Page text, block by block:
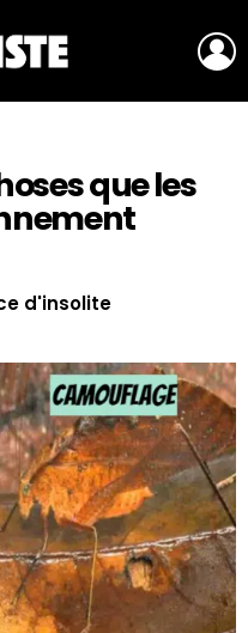
que les
d'insolite